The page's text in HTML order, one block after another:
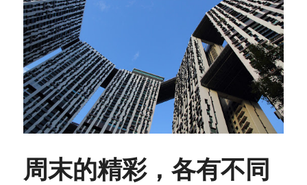
周末的精彩，各有不同